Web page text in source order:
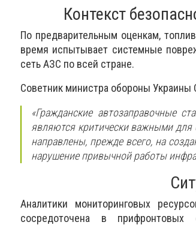
Контекст
По предварительным оценкам,
время испытывает системные
сеть АЗС по всей стране.
Советник министра обороны Украины
«Гражданские автозаправочные
являются критически важными
направлены, прежде всего, на
нарушение привычной работы
Аналитики мониторинговых
сосредоточена в